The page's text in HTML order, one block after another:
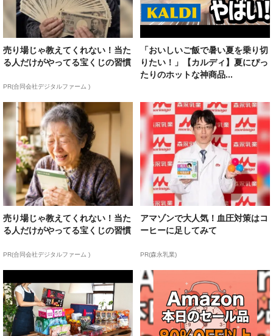
売り場じゃ教えてくれない！当た
る人だけがやってる宝くじの習慣
PR(合同会社デジタルファーム )
「おいしいご飯で暑い夏を乗り切
りたい！」【カルディ】夏にぴっ
たりのホットな神商品...
売り場じゃ教えてくれない！当た
る人だけがやってる宝くじの習慣
PR(合同会社デジタルファーム )
アマゾンで大人気！血圧対策はコ
ーヒーに足してみて
PR(森永乳業)